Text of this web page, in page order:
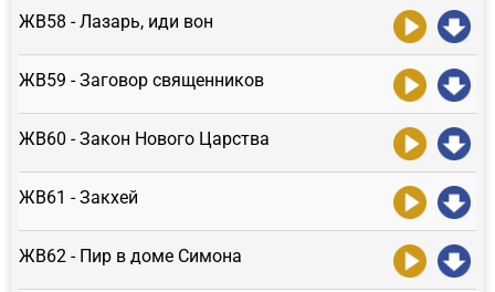
ЖВ58 - Лазарь, иди вон
ЖВ59 - Заговор священников
ЖВ60 - Закон Нового Царства
ЖВ61 - Закхей
ЖВ62 - Пир в доме Симона